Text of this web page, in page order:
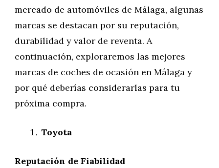
mercado de automóviles de Málaga, algunas
marcas se destacan por su reputación,
durabilidad y valor de reventa. A
continuación, exploraremos las mejores
marcas de coches de ocasión en Málaga y
por qué deberías considerarlas para tu
próxima compra.
Toyota
Reputación de Fiabilidad